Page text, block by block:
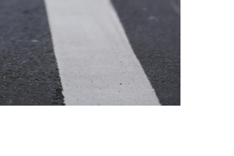
Tendințe